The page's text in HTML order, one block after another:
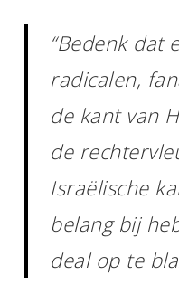
“Bedenk dat
radicalen,
de kant van
de
Israëlische
belang bij
deal op te